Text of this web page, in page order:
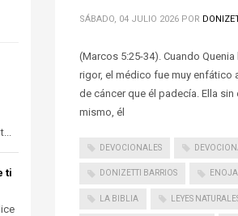
SÁBADO, 04 JULIO 2026 POR
(Marcos 5:25-34). Cuando
rigor, el médico fue muy
de cáncer que él padecía. Ella
mismo, él
DEVOCIONALES
DONIZETTI BARRIOS
LA BIBLIA LEYES
ti